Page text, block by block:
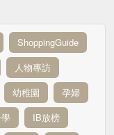
ShoppingGuide
人物專訪
幼稚園
孕婦
IB放榜